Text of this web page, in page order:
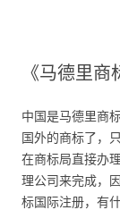
《马德里
中国是马德里商
国外的商标了，
在商标局直接办
理公司来完成，
标国际注册，有